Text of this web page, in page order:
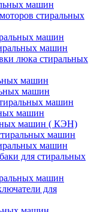
машин
стиральных
машин
машин
люка стиральных
машин
машин
машин
машин
машин ( КЭН)
машин
машин
для стиральных
машин
для